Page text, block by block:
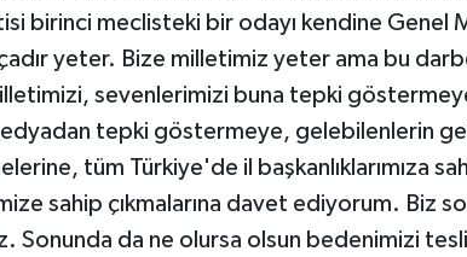
birinci meclisteki bir odayı kendine Genel
yeter. Bize milletimiz yeter ama bu
sevenlerimizi buna tepki
tepki göstermeye, gelebilenlerin
tüm Türkiye'de il başkanlıklarımıza
sahip çıkmalarına davet ediyorum. Biz
Sonunda da ne olursa olsun bedenimizi